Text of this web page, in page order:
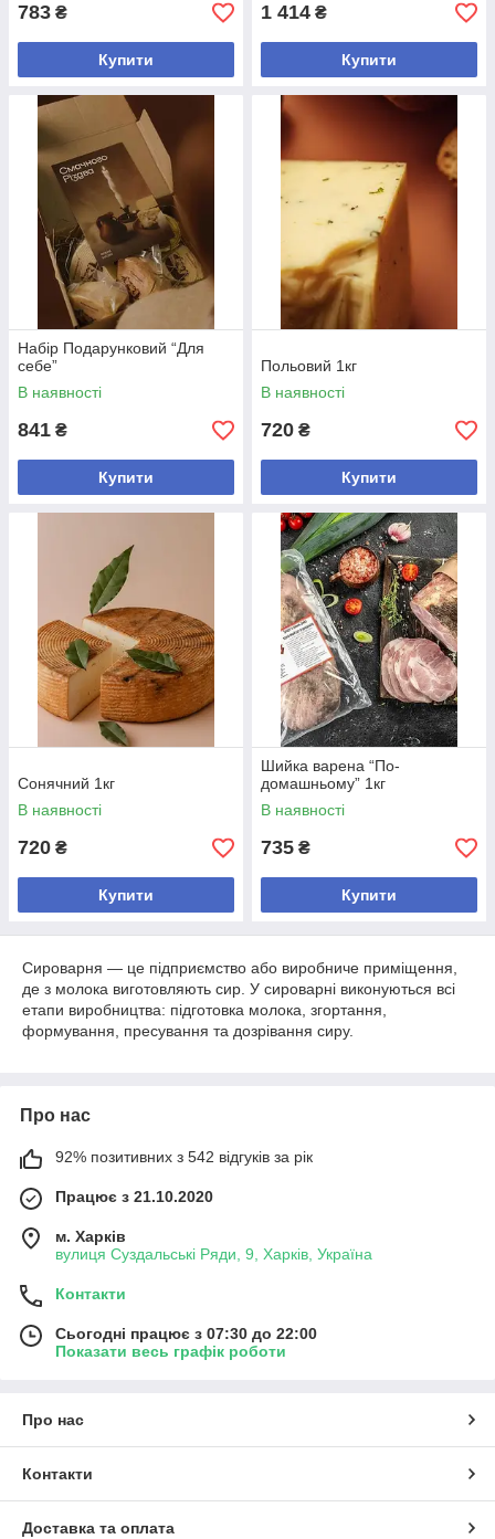
783 ₴
Купити
1 414 ₴
Купити
Набір Подарунковий “Для
себе”
В наявності
841 ₴
Купити
Польовий 1кг
В наявності
720 ₴
Купити
Сонячний 1кг
В наявності
720 ₴
Купити
Шийка варена “По-
домашньому” 1кг
В наявності
735 ₴
Купити
Сироварня — це підприємство або виробниче приміщення,
де з молока виготовляють сир. У сироварні виконуються всі
етапи виробництва: підготовка молока, згортання,
формування, пресування та дозрівання сиру.
Про нас
92% позитивних з 542 відгуків за рік
Працює з 21.10.2020
м. Харків
вулиця Суздальські Ряди, 9, Харків, Україна
Контакти
Сьогодні працює з 07:30 до 22:00
Показати весь графік роботи
Про нас
Контакти
Доставка та оплата